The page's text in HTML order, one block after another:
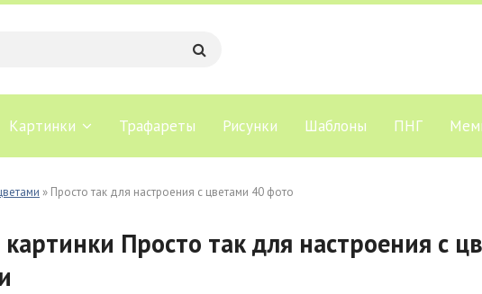
Картинки Трафареты Рисунки Шаблоны ПНГ
» Просто так для настроения с цветами 40 фото
Просто так для настроения с